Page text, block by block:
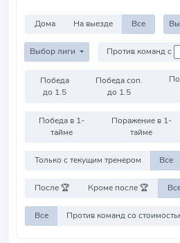
Дома На выезде Все
Выбор лиги Против команд с
Победа
до 1.5
Победа соп.
до 1.5
Победа в 1-
тайме
Поражение в 1-
тайме
Только с текущим тренером Все
После 🏆 Кроме после 🏆
Все